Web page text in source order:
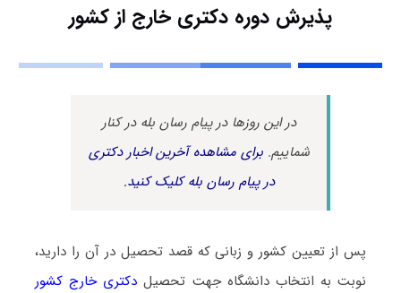
پذیرش دوره دکتری خارج از کشور
در این روزها در پیام رسان بله در کنار
شماییم.برای مشاهده آخرین اخبار دکتری
در پیام رسان بله کلیک کنید.
پس از تعیین کشور و زبانی که قصد تحصیل در آن را دارید،
نوبت به انتخاب دانشگاه جهت تحصیل دکتری خارج کشور